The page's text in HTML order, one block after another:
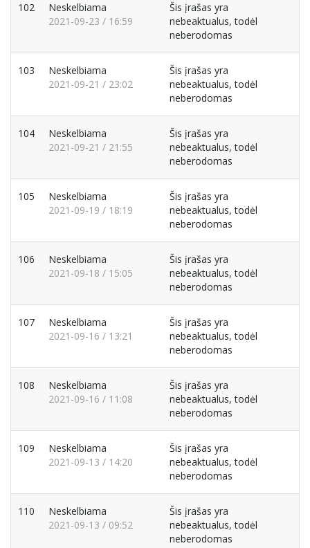
102
Neskelbiama
2021-09-23 / 16:59
Šis įrašas yra
nebeaktualus, todėl
neberodomas
103
Neskelbiama
2021-09-21 / 23:02
Šis įrašas yra
nebeaktualus, todėl
neberodomas
104
Neskelbiama
2021-09-21 / 21:55
Šis įrašas yra
nebeaktualus, todėl
neberodomas
105
Neskelbiama
2021-09-19 / 18:19
Šis įrašas yra
nebeaktualus, todėl
neberodomas
106
Neskelbiama
2021-09-18 / 15:05
Šis įrašas yra
nebeaktualus, todėl
neberodomas
107
Neskelbiama
2021-09-16 / 13:21
Šis įrašas yra
nebeaktualus, todėl
neberodomas
108
Neskelbiama
2021-09-16 / 11:08
Šis įrašas yra
nebeaktualus, todėl
neberodomas
109
Neskelbiama
2021-09-13 / 14:20
Šis įrašas yra
nebeaktualus, todėl
neberodomas
110
Neskelbiama
2021-09-13 / 09:52
Šis įrašas yra
nebeaktualus, todėl
neberodomas